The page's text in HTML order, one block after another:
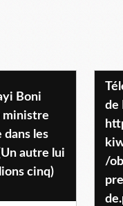
Boni
ministre
dans les
autre lui
cinq)
Téléchargez le projet de société
de
/